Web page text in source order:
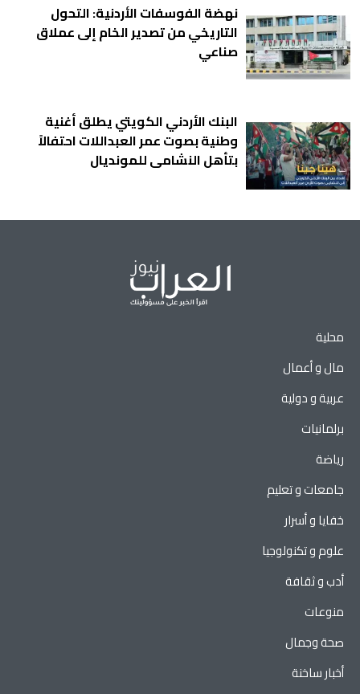
نهضة الفوسفات الأردنية: التحول
التاريخي من تصدير الخام إلى عملاق
صناعي
البنك الأردني الكويتي يطلق أغنية
وطنية بصوت عمر العبداللات احتفالاً
بتأهل النشامى للمونديال
محلية
مال و أعمال
عربية و دولية
برلمانيات
رياضة
جامعات و تعليم
خفايا و أسرار
علوم و تكنولوجيا
أدب و ثقافة
منوعات
صحة وجمال
أخبار ساخنة